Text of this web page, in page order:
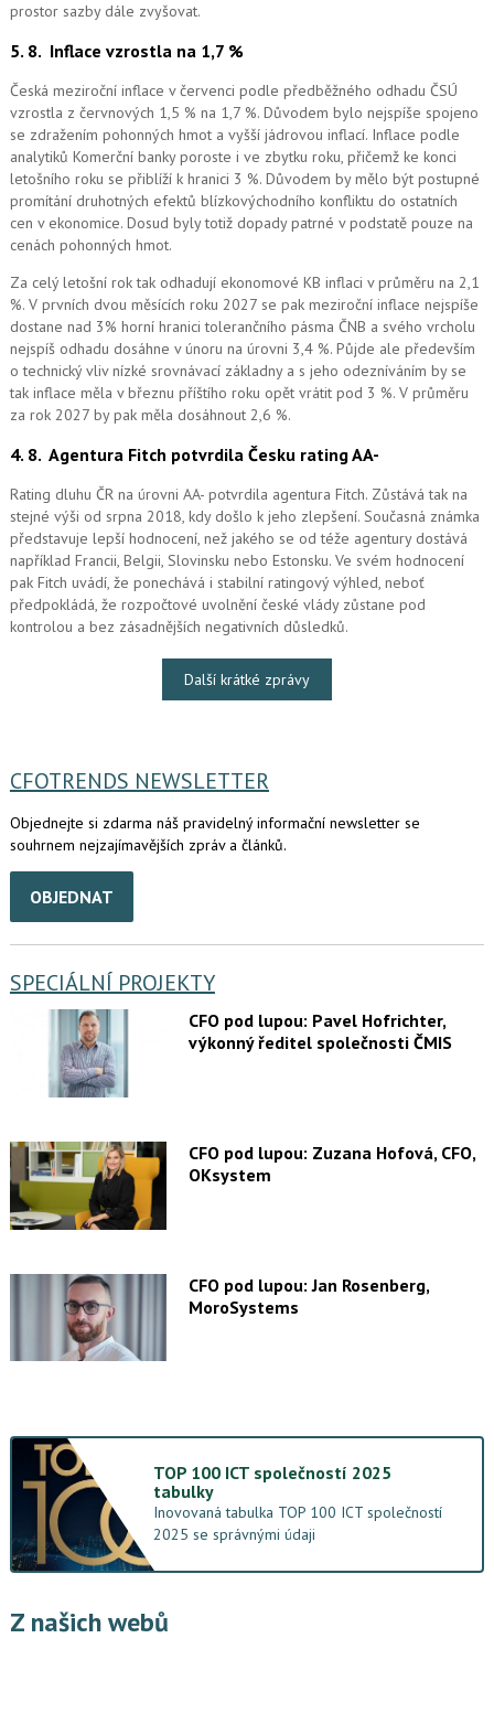
prostor sazby dále zvyšovat.
5. 8. Inflace vzrostla na 1,7 %
Česká meziroční inflace v červenci podle předběžného odhadu ČSÚ
vzrostla z červnových 1,5 % na 1,7 %. Důvodem bylo nejspíše spojeno
se zdražením pohonných hmot a vyšší jádrovou inflací. Inflace podle
analytiků Komerční banky poroste i ve zbytku roku, přičemž ke konci
letošního roku se přiblíží k hranici 3 %. Důvodem by mělo být postupné
promítání druhotných efektů blízkovýchodního konfliktu do ostatních
cen v ekonomice. Dosud byly totiž dopady patrné v podstatě pouze na
cenách pohonných hmot.
Za celý letošní rok tak odhadují ekonomové KB inflaci v průměru na 2,1
%. V prvních dvou měsících roku 2027 se pak meziroční inflace nejspíše
dostane nad 3% horní hranici tolerančního pásma ČNB a svého vrcholu
nejspíš odhadu dosáhne v únoru na úrovni 3,4 %. Půjde ale především
o technický vliv nízké srovnávací základny a s jeho odezníváním by se
tak inflace měla v březnu příštího roku opět vrátit pod 3 %. V průměru
za rok 2027 by pak měla dosáhnout 2,6 %.
4. 8. Agentura Fitch potvrdila Česku rating AA-
Rating dluhu ČR na úrovni AA- potvrdila agentura Fitch. Zůstává tak na
stejné výši od srpna 2018, kdy došlo k jeho zlepšení. Současná známka
představuje lepší hodnocení, než jakého se od téže agentury dostává
například Francii, Belgii, Slovinsku nebo Estonsku. Ve svém hodnocení
pak Fitch uvádí, že ponechává i stabilní ratingový výhled, neboť
předpokládá, že rozpočtové uvolnění české vlády zůstane pod
kontrolou a bez zásadnějších negativních důsledků.
Další krátké zprávy
CFOTRENDS NEWSLETTER
Objednejte si zdarma náš pravidelný informační newsletter se
souhrnem nejzajímavějších zpráv a článků.
OBJEDNAT
SPECIÁLNÍ PROJEKTY
CFO pod lupou: Pavel Hofrichter,
výkonný ředitel společnosti ČMIS
CFO pod lupou: Zuzana Hofová, CFO,
OKsystem
CFO pod lupou: Jan Rosenberg,
MoroSystems
TOP 100 ICT společností 2025
tabulky
Inovovaná tabulka TOP 100 ICT společností
2025 se správnými údaji
Z našich webů